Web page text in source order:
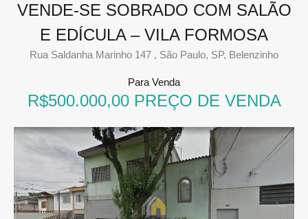
VENDE-SE SOBRADO COM SALÃO
E EDÍCULA – VILA FORMOSA
Rua Saldanha Marinho 147 , São Paulo, SP, Belenzinho
Para Venda
R$500.000,00 PREÇO DE VENDA